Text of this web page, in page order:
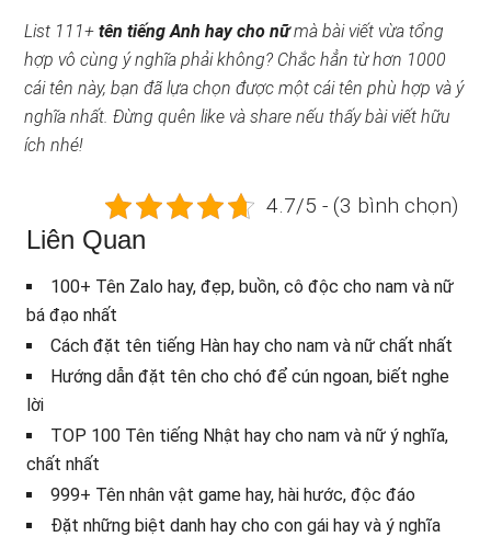
List 111+tên tiếng Anh hay cho nữmà bài viết vừa tổng
hợp vô cùng ý nghĩa phải không? Chắc hẳn từ hơn 1000
cái tên này, bạn đã lựa chọn được một cái tên phù hợp và ý
nghĩa nhất. Đừng quên like và share nếu thấy bài viết hữu
ích nhé!
4.7/5 - (3 bình chọn)
Liên Quan
100+ Tên Zalo hay, đẹp, buồn, cô độc cho nam và nữ
bá đạo nhất
Cách đặt tên tiếng Hàn hay cho nam và nữ chất nhất
Hướng dẫn đặt tên cho chó để cún ngoan, biết nghe
lời
TOP 100 Tên tiếng Nhật hay cho nam và nữ ý nghĩa,
chất nhất
999+ Tên nhân vật game hay, hài hước, độc đáo
Đặt những biệt danh hay cho con gái hay và ý nghĩa